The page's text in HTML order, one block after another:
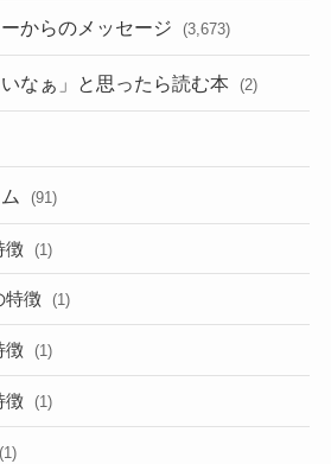
からのメッセージ (3,673)
なぁ」と思ったら読む本 (2)
(91)
徴 (1)
特徴 (1)
徴 (1)
徴 (1)
(1)